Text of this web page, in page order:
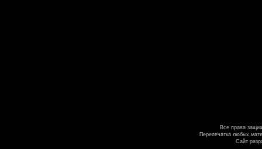
Все права
Перепечатка любых
Сайт